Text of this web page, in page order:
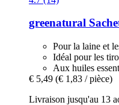
greenatural
Pour la laine et
Idéal pour les
Aux huiles
€ 5,49 (€ 1,83 / pièce)
Livraison jusqu'au 13